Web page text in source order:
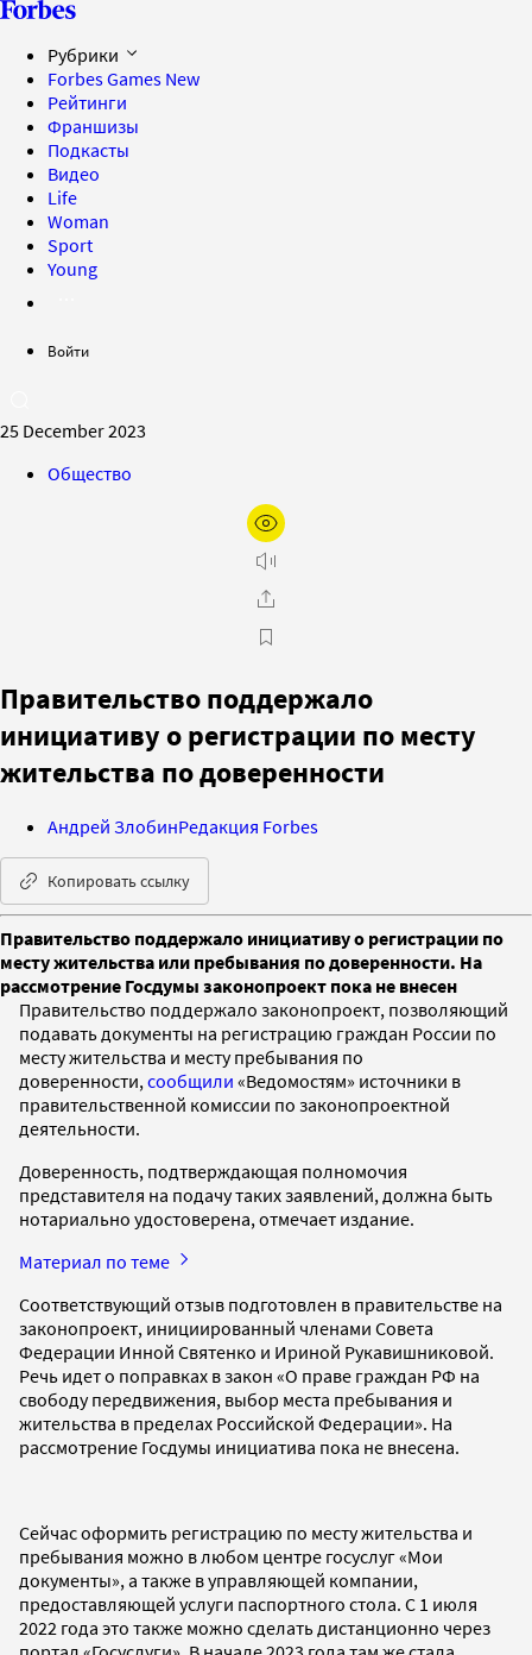
Рубрики
Forbes Games New
Рейтинги
Франшизы
Подкасты
Видео
Life
Woman
Sport
Young
Войти
25 December 2023
Общество
Правительство поддержало
инициативу о регистрации по месту
жительства по доверенности
Андрей ЗлобинРедакция Forbes
Копировать ссылку
Правительство поддержало инициативу о регистрации по
месту жительства или пребывания по доверенности. На
рассмотрение Госдумы законопроект пока не внесен
Правительство поддержало законопроект, позволяющий
подавать документы на регистрацию граждан России по
месту жительства и месту пребывания по
доверенности, сообщили «Ведомостям» источники в
правительственной комиссии по законопроектной
деятельности.
Доверенность, подтверждающая полномочия
представителя на подачу таких заявлений, должна быть
нотариально удостоверена, отмечает издание.
Материал по теме
Соответствующий отзыв подготовлен в правительстве на
законопроект, инициированный членами Совета
Федерации Инной Святенко и Ириной Рукавишниковой.
Речь идет о поправках в закон «О праве граждан РФ на
свободу передвижения, выбор места пребывания и
жительства в пределах Российской Федерации». На
рассмотрение Госдумы инициатива пока не внесена.
Сейчас оформить регистрацию по месту жительства и
пребывания можно в любом центре госуслуг «Мои
документы», а также в управляющей компании,
предоставляющей услуги паспортного стола. С 1 июля
2022 года это также можно сделать дистанционно через